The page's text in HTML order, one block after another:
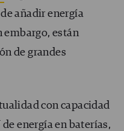
añadir energía
embargo, están
de grandes
con capacidad
energía en baterías,